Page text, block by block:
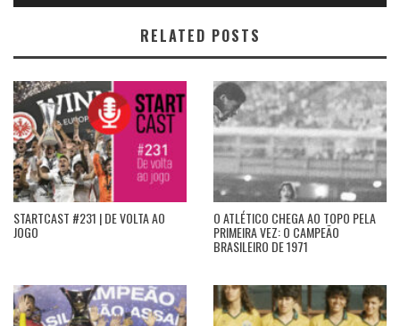
RELATED POSTS
STARTCAST #231 | DE VOLTA AO
JOGO
O ATLÉTICO CHEGA AO TOPO PELA
PRIMEIRA VEZ: O CAMPEÃO
BRASILEIRO DE 1971